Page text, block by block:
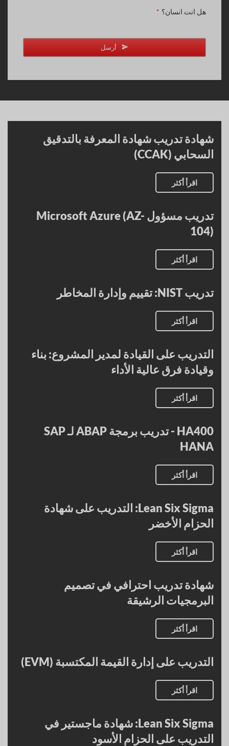
هل انت انسان؟ *
أرسل
شهادة تدريب شهادة المعرفة بالتدقيق
السحابي (CCAK)
اقرأ أكثر
تدريب مسؤول Microsoft Azure (AZ-
104)
اقرأ أكثر
تدريب NIST: تقييم وإدارة المخاطر
اقرأ أكثر
التدريب على القيادة لمدير المشروع: بناء
وقيادة فرق عالية الأداء
اقرأ أكثر
HA400 - تدريب برمجة ABAP لـ SAP
HANA
اقرأ أكثر
Lean Six Sigma: التدريب على شهادة
الحزام الأخضر
اقرأ أكثر
شهادة تدريب احترافي في تصميم
البرمجيات الرشيقة
اقرأ أكثر
التدريب على إدارة القيمة المكتسبة (EVM)
اقرأ أكثر
Lean Six Sigma: شهادة ماجستير في
التدريب على الحزام الأسود